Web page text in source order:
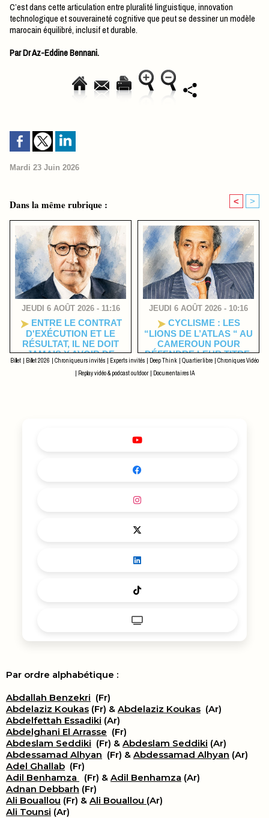
C’est dans cette articulation entre pluralité linguistique, innovation
technologique et souveraineté cognitive que peut se dessiner un modèle
marocain équilibré, inclusif et durable.
Par Dr Az-Eddine Bennani.
Mardi 23 Juin 2026
Dans la même rubrique : < >
JEUDI 6 AOÛT 2026 - 11:16
ENTRE LE CONTRAT
D'EXÉCUTION ET LE
RÉSULTAT, IL NE DOIT
JAMAIS Y AVOIR DE
ZONE D'OMBRE
JEUDI 6 AOÛT 2026 - 10:16
CYCLISME : LES
“LIONS DE L’ATLAS “ AU
CAMEROUN POUR
DÉFENDRE LEUR TITRE
DU GRAND PRIX
INTERNATIONAL «
Billet | Billet 2026 | Chroniqueurs invités | Experts invités | Deep Think | Quartier libre | Chroniques Vidéo
| Replay vidéo & podcast outdoor | Documentaires IA
Par ordre alphabétique :
Abdallah Benzekri (Fr)
Abdelaziz Koukas (Fr) & Abdelaziz Koukas (Ar)
Abdelfettah Essadiki (Ar)
Abdelghani El Arrasse (Fr)
Abdeslam Seddiki (Fr) & Abdeslam Seddiki (Ar)
Abdessamad Alhyan (Fr) & Abdessamad Alhyan (Ar)
Adel Ghallab (Fr)
Adil Benhamza
(Fr) & Adil Benhamza (Ar)
Adnan Debbarh (Fr)
Ali Bouallou (Fr) & Ali Bouallou (Ar)
Ali Tounsi (Ar)